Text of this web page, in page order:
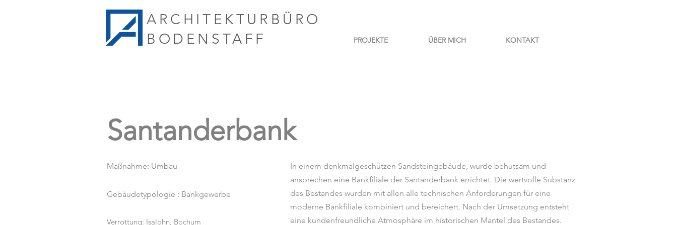
ARCHITEKTURBÜRO
BODENSTAFF
PROJEKTE ÜBER MICH KONTAKT
Santanderbank
Maßnahme: Umbau
Gebäudetypologie : Bankgewerbe
Verrottung: Isalohn, Bochum
In einem denkmalgeschützen Sandsteingebäude, wurde behutsam und
ansprechen eine Bankfiliale der Santanderbank errichtet. Die wertvolle Substanz
des Bestandes wurden mit allen alle technischen Anforderungen für eine
moderne Bankfiliale kombiniert und bereichert. Nach der Umsetzung entsteht
eine kundenfreundliche Atmosphäre im historischen Mantel des Bestandes.